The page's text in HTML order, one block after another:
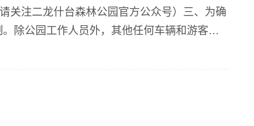
关注二龙什台森林公园官方公众号）三、为确
除公园工作人员外，其他任何车辆和游客未